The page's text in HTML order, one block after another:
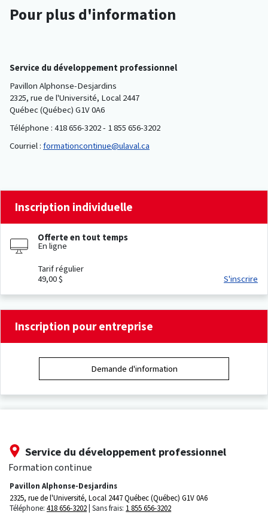
Pour plus d'information
Service du développement professionnel
Pavillon Alphonse-Desjardins
2325, rue de l'Université, Local 2447
Québec (Québec) G1V 0A6
Téléphone : 418 656-3202 - 1 855 656-3202
Courriel : formationcontinue@ulaval.ca
Inscription individuelle
Offerte en tout temps
En ligne
Tarif régulier
49,00 $
S'inscrire
Inscription pour entreprise
Demande d'information
Service du développement professionnel
Formation continue
Pavillon Alphonse-Desjardins
2325, rue de l'Université, Local 2447Québec (Québec) G1V 0A6
Téléphone: 418 656-3202 Sans frais: 1 855 656-3202